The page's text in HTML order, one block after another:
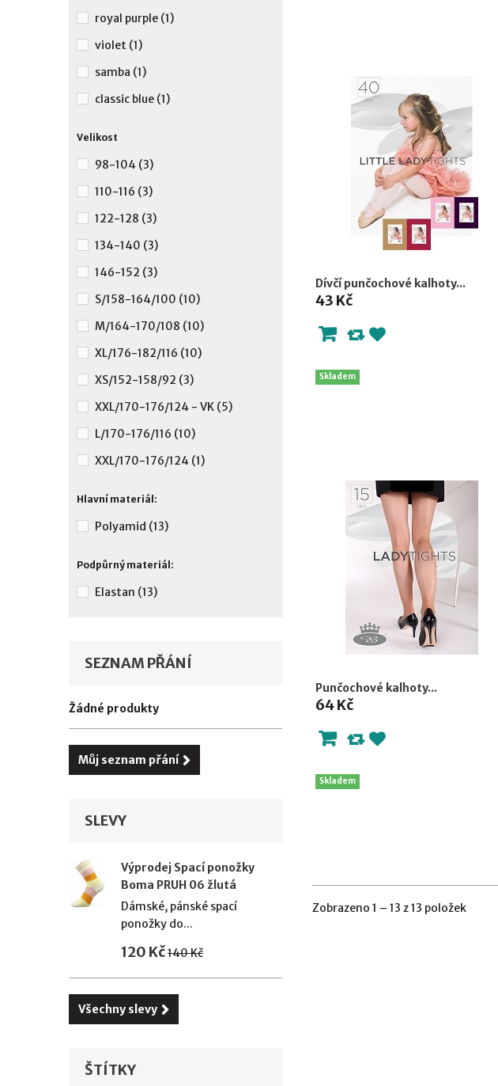
Dívčí punčochové kalhoty...
43 Kč
Skladem
Punčochové kalhoty...
64 Kč
Skladem
Zobrazeno 1 – 13 z 13 položek
royal purple (1)
violet (1)
samba (1)
classic blue (1)
Velikost
98-104 (3)
110-116 (3)
122-128 (3)
134-140 (3)
146-152 (3)
S/158-164/100 (10)
M/164-170/108 (10)
XL/176-182/116 (10)
XS/152-158/92 (3)
XXL/170-176/124 - VK (5)
L/170-176/116 (10)
XXL/170-176/124 (1)
Hlavní materiál:
Polyamid (13)
Podpůrný materiál:
Elastan (13)
SEZNAM PŘÁNÍ
Žádné produkty
Můj seznam přání
SLEVY
Výprodej Spací ponožky
Boma PRUH 06 žlutá
Dámské, pánské spací
ponožky do...
120 Kč140 Kč
Všechny slevy
ŠTÍTKY